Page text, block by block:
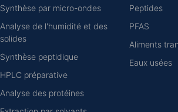
Synthèse par micro-ondes
Analyse de l'humidité et des
solides
Synthèse peptidique
HPLC préparative
Analyse des protéines
Peptides
PFAS
Aliments
Eaux usées